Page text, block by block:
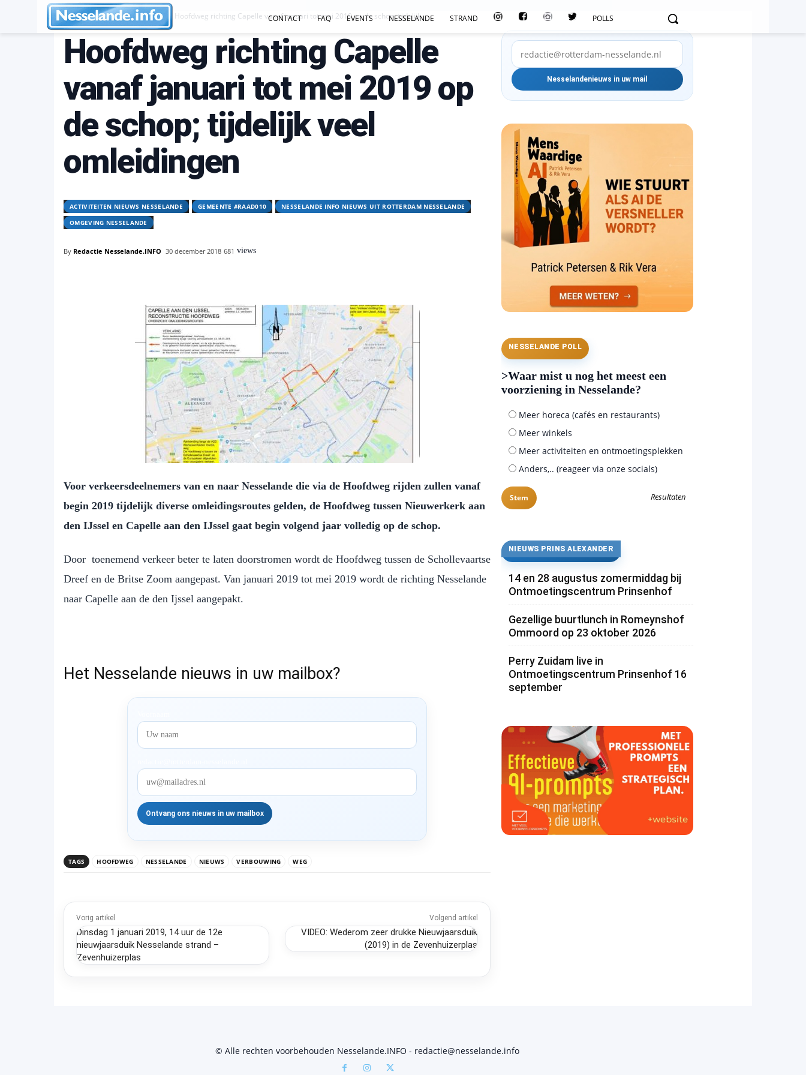
CONTACT FAQ EVENTS NESSELANDE STRAND POLLS
Activiteiten Nieuws Nesselande Hoofdweg richting Capelle vanaf januari tot mei 2019 op de schop; tijdelijk...
Hoofdweg richting Capelle
vanaf januari tot mei 2019 op
de schop; tijdelijk veel
omleidingen
ACTIVITEITEN NIEUWS NESSELANDE GEMEENTE #RAAD010
NESSELANDE INFO NIEUWS UIT ROTTERDAM NESSELANDE
OMGEVING NESSELANDE
By Redactie Nesselande.INFO 30 december 2018 681 views
Voor verkeersdeelnemers van en naar Nesselande die via de Hoofdweg rijden zullen vanaf
begin 2019 tijdelijk diverse omleidingsroutes gelden, de Hoofdweg tussen Nieuwerkerk aan
den IJssel en Capelle aan den IJssel gaat begin volgend jaar volledig op de schop.
Door toenemend verkeer beter te laten doorstromen wordt de Hoofdweg tussen de Schollevaartse
Dreef en de Britse Zoom aangepast. Van januari 2019 tot mei 2019 wordt de richting Nesselande
naar Capelle aan de den Ijssel aangepakt.
Het Nesselande nieuws in uw mailbox?
TAGS HOOFDWEG NESSELANDE NIEUWS VERBOUWING WEG
Vorig artikel
Dinsdag 1 januari 2019, 14 uur de 12e
nieuwjaarsduik Nesselande strand –
Zevenhuizerplas
Volgend artikel
VIDEO: Wederom zeer drukke Nieuwjaarsduik
(2019) in de Zevenhuizerplas
NESSELANDE POLL
>Waar mist u nog het meest een
voorziening in Nesselande?
Meer horeca (cafés en restaurants)
Meer winkels
Meer activiteiten en ontmoetingsplekken
Anders,.. (reageer via onze socials)
Resultaten
NIEUWS PRINS ALEXANDER
14 en 28 augustus zomermiddag bij
Ontmoetingscentrum Prinsenhof
Gezellige buurtlunch in Romeynshof
Ommoord op 23 oktober 2026
Perry Zuidam live in
Ontmoetingscentrum Prinsenhof 16
september
© Alle rechten voorbehouden Nesselande.INFO - redactie@nesselande.info